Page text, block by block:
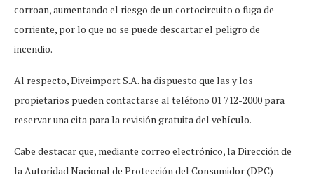
corroan, aumentando el riesgo de un cortocircuito o fuga de
corriente, por lo que no se puede descartar el peligro de
incendio.
Al respecto, Diveimport S.A. ha dispuesto que las y los
propietarios pueden contactarse al teléfono 01 712-2000 para
reservar una cita para la revisión gratuita del vehículo.
Cabe destacar que, mediante correo electrónico, la Dirección de
la Autoridad Nacional de Protección del Consumidor (DPC)